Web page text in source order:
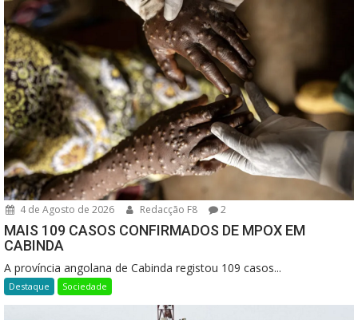
4 de Agosto de 2026 Redacção F8 2
MAIS 109 CASOS CONFIRMADOS DE MPOX EM
CABINDA
A província angolana de Cabinda registou 109 casos...
Destaque Sociedade